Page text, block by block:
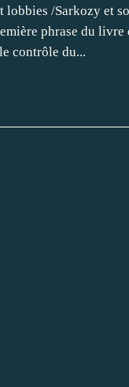
lobbies /Sarkozy et
phrase du
contrôle du...